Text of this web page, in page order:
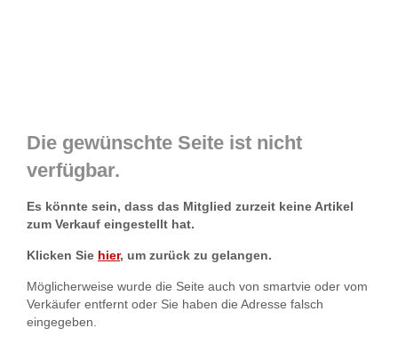
Die gewünschte Seite ist nicht
verfügbar.
Es könnte sein, dass das Mitglied zurzeit keine Artikel
zum Verkauf eingestellt hat.
Klicken Sie hier, um zurück zu gelangen.
Möglicherweise wurde die Seite auch von smartvie oder vom
Verkäufer entfernt oder Sie haben die Adresse falsch
eingegeben.